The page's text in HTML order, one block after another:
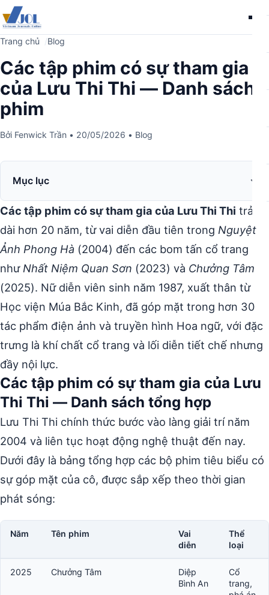
Trang chủ Blog
Các tập phim có sự tham gia
của Lưu Thi Thi — Danh sách
phim
Bởi Fenwick Trần • 20/05/2026 • Blog
Mục lục
Các tập phim có sự tham gia của Lưu Thi Thi trải
dài hơn 20 năm, từ vai diễn đầu tiên trong Nguyệt
Ảnh Phong Hà (2004) đến các bom tấn cổ trang
như Nhất Niệm Quan Sơn (2023) và Chưởng Tâm
(2025). Nữ diễn viên sinh năm 1987, xuất thân từ
Học viện Múa Bắc Kinh, đã góp mặt trong hơn 30
tác phẩm điện ảnh và truyền hình Hoa ngữ, với đặc
trưng là khí chất cổ trang và lối diễn tiết chế nhưng
đầy nội lực.
Các tập phim có sự tham gia của Lưu
Thi Thi — Danh sách tổng hợp
Lưu Thi Thi chính thức bước vào làng giải trí năm
2004 và liên tục hoạt động nghệ thuật đến nay.
Dưới đây là bảng tổng hợp các bộ phim tiêu biểu có
sự góp mặt của cô, được sắp xếp theo thời gian
phát sóng:
Năm Tên phim
Vai
diễn
Thể
loại
2025 Chưởng Tâm
Diệp
Bình An
Cổ
trang,